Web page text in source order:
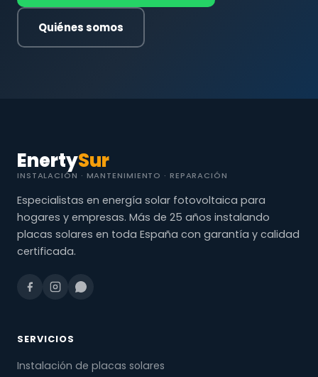
Quiénes somos
EnertySur
INSTALACIÓN · MANTENIMIENTO · REPARACIÓN
Especialistas en energía solar fotovoltaica para
hogares y empresas. Más de 25 años instalando
placas solares en toda España con garantía y calidad
certificada.
SERVICIOS
Instalación de placas solares